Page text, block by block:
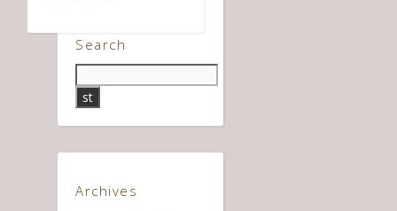
Search
Archives